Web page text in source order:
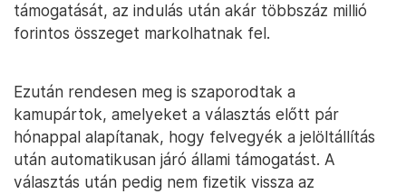
támogatását, az indulás után akár többszáz millió
forintos összeget markolhatnak fel.
Ezután rendesen meg is szaporodtak a
kamupártok, amelyeket a választás előtt pár
hónappal alapítanak, hogy felvegyék a jelöltállítás
után automatikusan járó állami támogatást. A
választás után pedig nem fizetik vissza az